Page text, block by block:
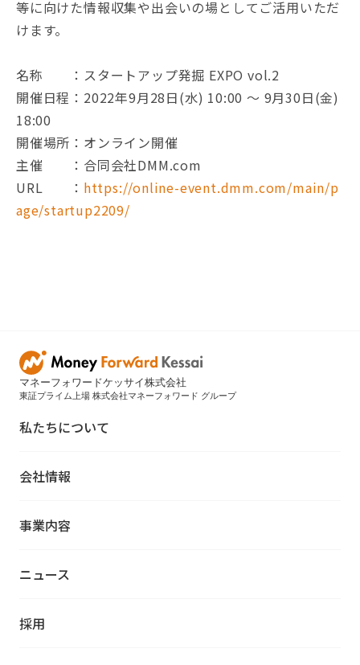
等に向けた情報収集や出会いの場としてご活用いただ
けます。
名称 ：スタートアップ発掘 EXPO vol.2
開催日程：2022年9月28日(水) 10:00 〜 9月30日(金)
18:00
開催場所：オンライン開催
主催 ：合同会社DMM.com
URL ： https://online-event.dmm.com/main/p
age/startup2209/
マネーフォワードケッサイ株式会社
東証プライム上場 株式会社マネーフォワード グループ
私たちについて
会社情報
事業内容
ニュース
採用